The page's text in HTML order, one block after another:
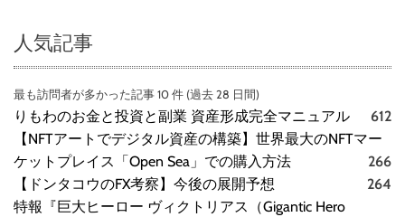
人気記事
最も訪問者が多かった記事 10 件 (過去 28 日間)
りもわのお金と投資と副業 資産形成完全マニュアル
612
【NFTアートでデジタル資産の構築】世界最大のNFTマー
ケットプレイス「Open Sea」での購入方法
266
【ドンタコウのFX考察】今後の展開予想
264
特報『巨大ヒーロー ヴィクトリアス（Gigantic Hero